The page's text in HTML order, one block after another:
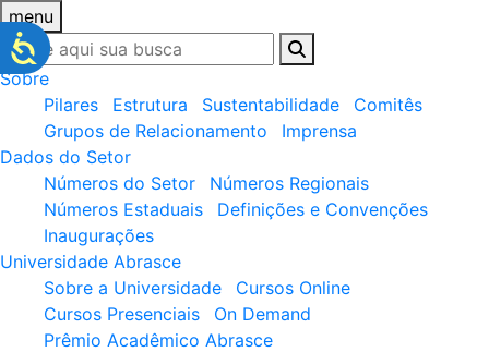
menu
Sobre
Pilares
Estrutura Sustentabilidade
Comitês
Grupos de Relacionamento
Imprensa
Dados do Setor
Números do Setor
Números Regionais
Números Estaduais
Definições e Convenções
Inaugurações
Universidade Abrasce
Sobre a Universidade
Cursos Online
Cursos Presenciais
On Demand
Prêmio Acadêmico Abrasce